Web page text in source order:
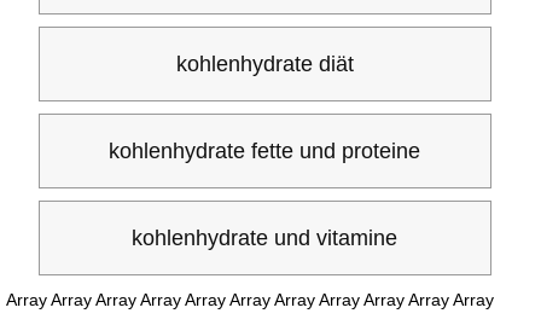
kohlenhydrate diät
kohlenhydrate fette und proteine
kohlenhydrate und vitamine
Array Array Array Array Array Array Array Array Array Array Array